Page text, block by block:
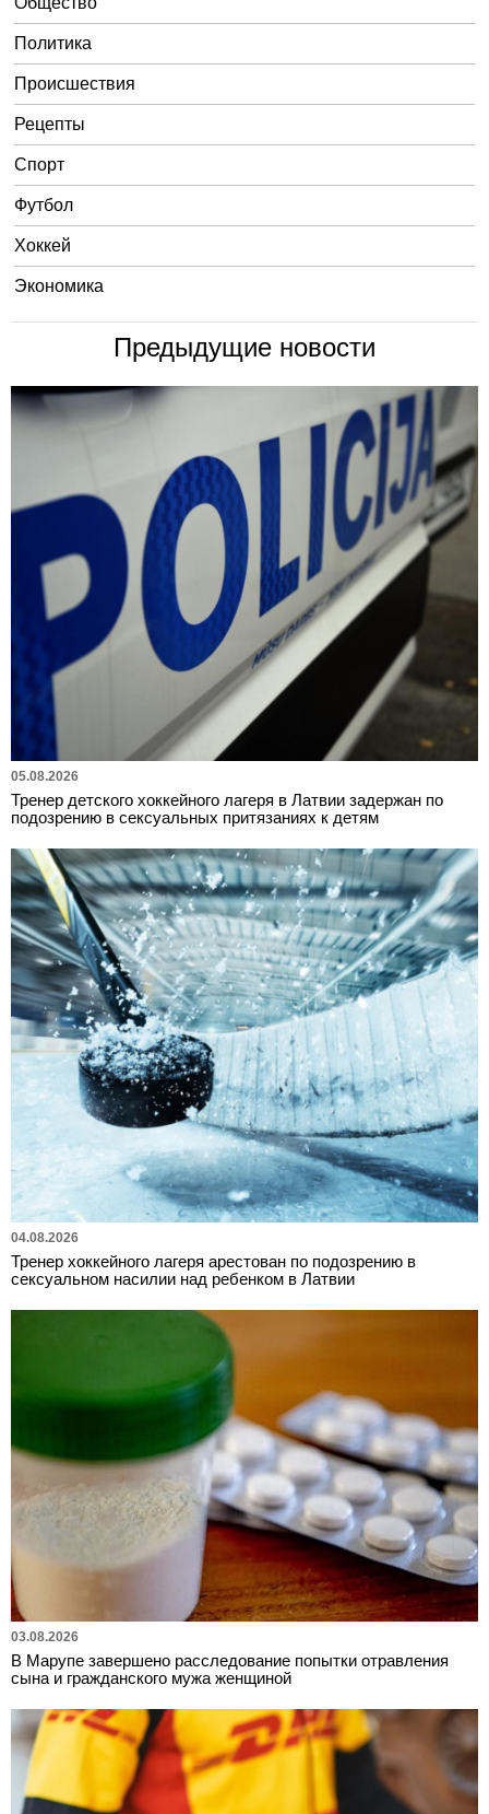
Политика
Происшествия
Рецепты
Спорт
Футбол
Хоккей
Экономика
Предыдущие новости
05.08.2026
Тренер детского хоккейного лагеря в Латвии задержан по
подозрению в сексуальных притязаниях к детям
04.08.2026
Тренер хоккейного лагеря арестован по подозрению в
сексуальном насилии над ребенком в Латвии
03.08.2026
В Марупе завершено расследование попытки отравления
сына и гражданского мужа женщиной